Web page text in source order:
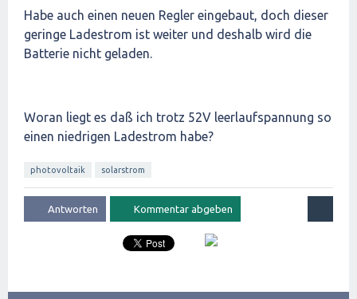
Habe auch einen neuen Regler eingebaut, doch dieser
geringe Ladestrom ist weiter und deshalb wird die
Batterie nicht geladen.
Woran liegt es daß ich trotz 52V leerlaufspannung so
einen niedrigen Ladestrom habe?
photovoltaik solarstrom